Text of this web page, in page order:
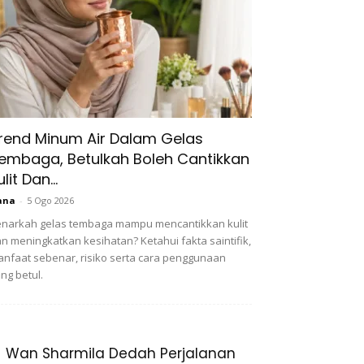
Minum Air Dalam Gelas
Betulkah Boleh Cantikkan
Dan...
- 5 Ogo 2026
gelas tembaga mampu mencantikkan kulit
meningkatkan kesihatan? Ketahui fakta saintifik,
sebenar, risiko serta cara penggunaan
betul.
Wan Sharmila Dedah Perjalanan